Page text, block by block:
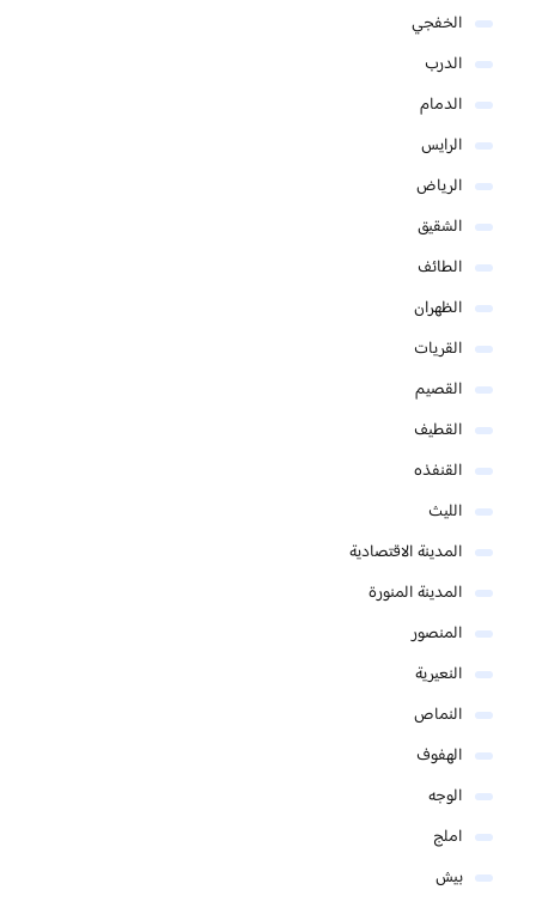
الخفجي
الدرب
الدمام
الرايس
الرياض
الشقيق
الطائف
الظهران
القريات
القصيم
القطيف
القنفذه
الليث
المدينة الاقتصادية
المدينة المنورة
المنصور
النعيرية
النماص
الهفوف
الوجه
املج
بيش